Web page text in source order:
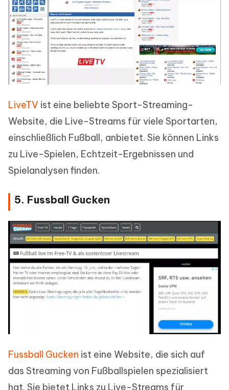
LiveTV ist eine beliebte Sport-Streaming-
Website, die Live-Streams für viele Sportarten,
einschließlich Fußball, anbietet. Sie können Links
zu Live-Spielen, Echtzeit-Ergebnissen und
Spielanalysen finden.
5. Fussball Gucken
Fussball Gucken ist eine Website, die sich auf
das Streaming von Fußballspielen spezialisiert
hat. Sie bietet Links zu Live-Streams für